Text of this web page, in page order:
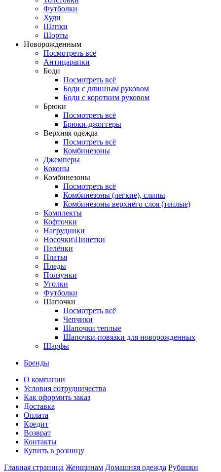
Футболки
Худи
Шапки
Шорты
Новорожденным
Посмотреть всё
Антицарапки
Боди
Посмотреть всё
Боди с длинным руковом
Боди с коротким руковом
Брюки
Посмотреть всё
Брюки-джоггеры
Верхняя одежда
Посмотреть всё
Комбинезоны
Джемперы
Коконы
Комбинезоны
Посмотреть всё
Комбинезоны (легкие), слипы
Комбинезоны верхнего слоя (теплые)
Комплекты
Кофточки
Нагрудники
Носочки\Пинетки
Пелёнки
Платья
Пледы
Ползунки
Уголки
Футболки
Шапочки
Посмотреть всё
Чепчики
Шапочки теплые
Шапочки-повязки для новорожденных
Шарфы
Бренды
О компании
Условия сотрудничества
Как оформить заказ
Доставка
Оплата
Кредит
Возврат
Контакты
Купить в розницу
Главная страница Женщинам Домашняя одежда Рубашки